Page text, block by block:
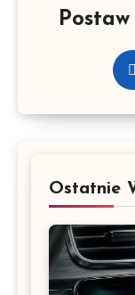
Ostatnie